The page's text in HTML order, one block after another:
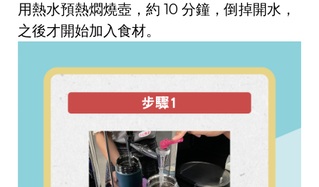
用熱水預熱燜燒壺，約 10 分鐘，倒掉開水，
之後才開始加入食材。